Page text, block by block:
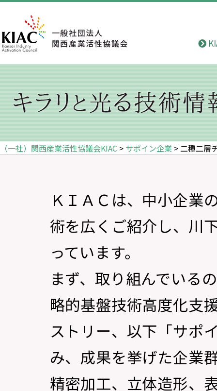
（一社）関西産業活性協議会KIAC > サポイン企業 >二種二層
ＫＩＡＣは、中小企業
術を広くご紹介し、川
っています。
まず、取り組んでいる
略的基盤技術高度化支
ストリー、以下「サポ
み、成果を挙げた企業
精密加工、立体造形、